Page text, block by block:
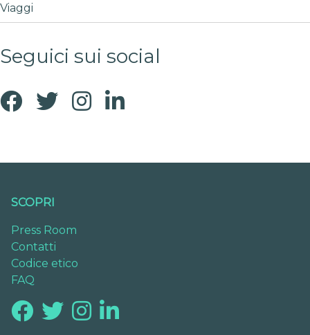
Viaggi
Seguici sui social
SCOPRI
Press Room
Contatti
Codice etico
FAQ